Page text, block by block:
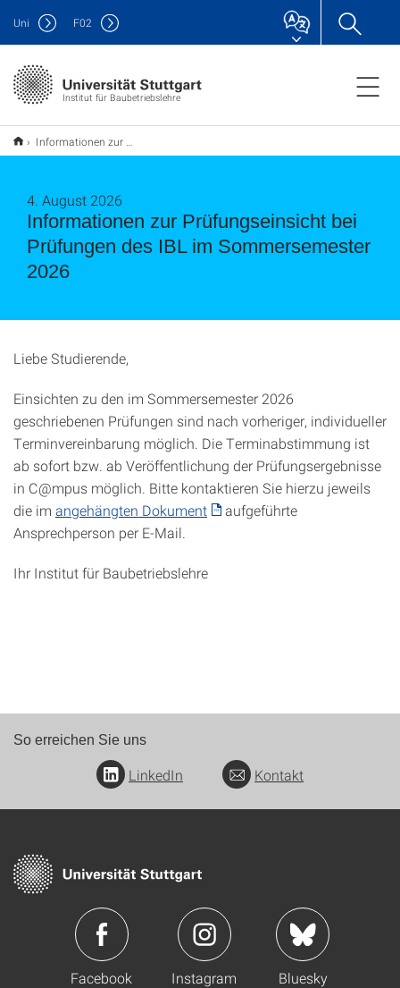
Institut für Baubetriebslehre
Uni F02
Informationen zur Prüfungseinsicht bei Prüfungen des IBL im Sommersemester 2026
Informationen zur Prüfungseinsicht bei
Prüfungen des IBL im Sommersemester
2026
4. August 2026
Liebe Studierende,
Einsichten zu den im Sommersemester 2026
geschriebenen Prüfungen sind nach vorheriger, individueller
Terminvereinbarung möglich. Die Terminabstimmung ist
ab sofort bzw. ab Veröffentlichung der Prüfungsergebnisse
in C@mpus möglich. Bitte kontaktieren Sie hierzu jeweils
die im angehängten Dokument
aufgeführte
Ansprechperson per E-Mail.
Ihr Institut für Baubetriebslehre
So erreichen Sie uns
LinkedIn Kontakt
Facebook Instagram Bluesky